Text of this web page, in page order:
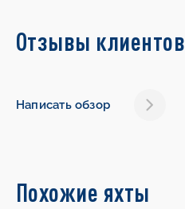
Отзывы клиентов
Написать обзор
Похожие яхты